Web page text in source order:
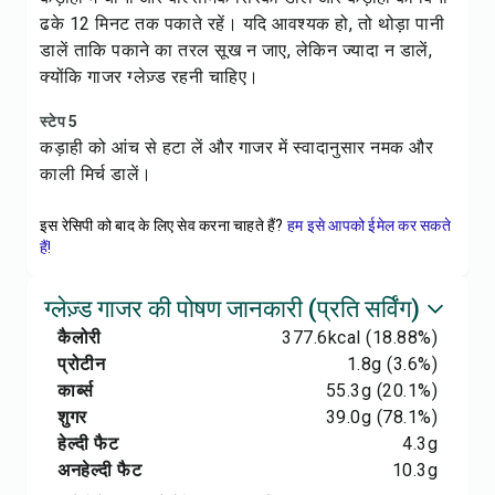
ढके 12 मिनट तक पकाते रहें। यदि आवश्यक हो, तो थोड़ा पानी
डालें ताकि पकाने का तरल सूख न जाए, लेकिन ज्यादा न डालें,
क्योंकि गाजर ग्लेज़्ड रहनी चाहिए।
स्टेप 5
कड़ाही को आंच से हटा लें और गाजर में स्वादानुसार नमक और
काली मिर्च डालें।
इस रेसिपी को बाद के लिए सेव करना चाहते हैं? हम इसे आपको ईमेल कर सकते
हैं!
ग्लेज़्ड गाजर की पोषण जानकारी (प्रति सर्विंग)
कैलोरी 377.6kcal (18.88%)
प्रोटीन
1.8g (3.6%)
कार्ब्स
55.3g (20.1%)
शुगर
39.0g (78.1%)
हेल्दी फैट
4.3g
अनहेल्दी फैट
10.3g